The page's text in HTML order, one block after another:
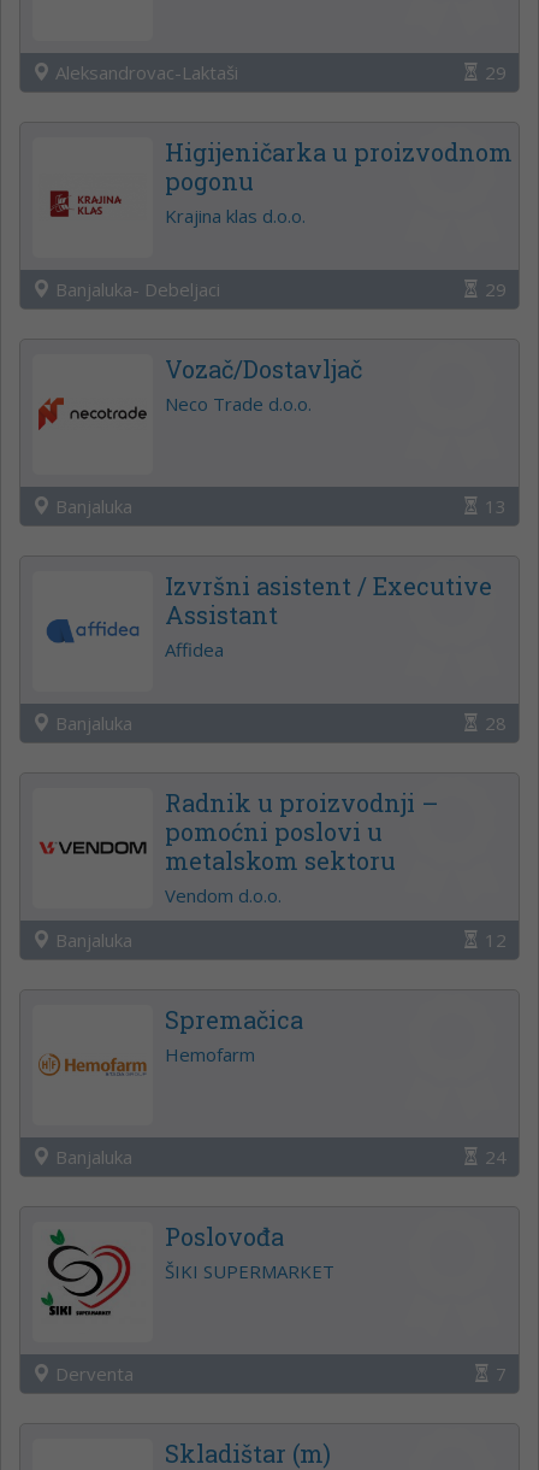
Aleksandrovac-Laktaši 29
Higijeničarka u proizvodnom
pogonu
Krajina klas d.o.o.
Banjaluka- Debeljaci 29
Vozač/Dostavljač
Neco Trade d.o.o.
Banjaluka 13
Izvršni asistent / Executive
Assistant
Affidea
Banjaluka 28
Radnik u proizvodnji –
pomoćni poslovi u
metalskom sektoru
Vendom d.o.o.
Banjaluka
12
Spremačica
Hemofarm
Banjaluka 24
Poslovođa
ŠIKI SUPERMARKET
Derventa 7
Skladištar (m)